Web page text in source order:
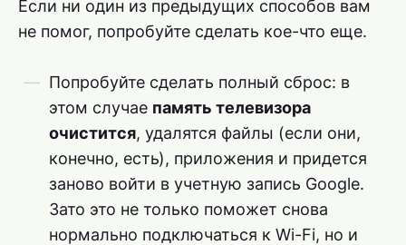
Если ни один из предыдущих способов вам
не помог, попробуйте сделать кое-что еще.
Попробуйте сделать полный сброс: в
этом случае память телевизора
очистится, удалятся файлы (если они,
конечно, есть), приложения и придется
заново войти в учетную запись Google.
Зато это не только поможет снова
нормально подключаться к Wi-Fi, но и